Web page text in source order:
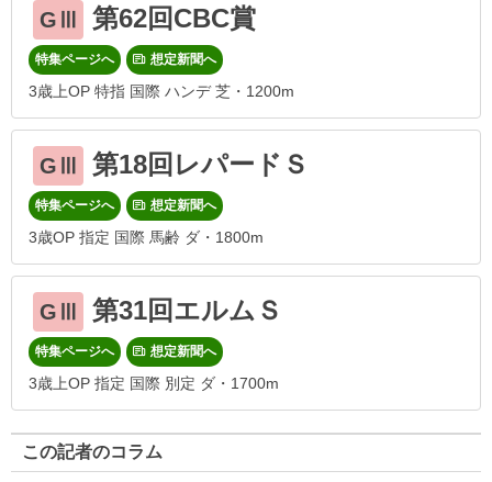
GⅢ 第62回CBC賞
特集ページへ 想定新聞へ
3歳上OP 特指 国際 ハンデ 芝・1200m
GⅢ 第18回レパードＳ
特集ページへ 想定新聞へ
3歳OP 指定 国際 馬齢 ダ・1800m
GⅢ 第31回エルムＳ
特集ページへ 想定新聞へ
3歳上OP 指定 国際 別定 ダ・1700m
この記者のコラム